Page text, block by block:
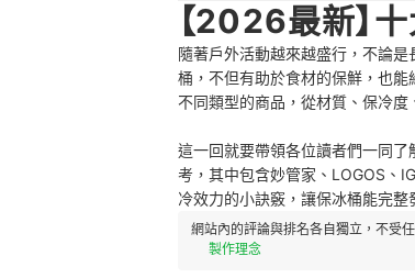
【2026最新】
隨著戶外活動越來越盛行，不論
桶，不但有助於食材的保鮮，也
不同類型的商品，從材質、保冷度
這一回就要帶領各位讀者們一同
考，其中包含妙管家、LOGOS、
冷效力的小訣竅，讓保冰桶能完整
網站內的評論與排名各自獨立，不受
製作理念